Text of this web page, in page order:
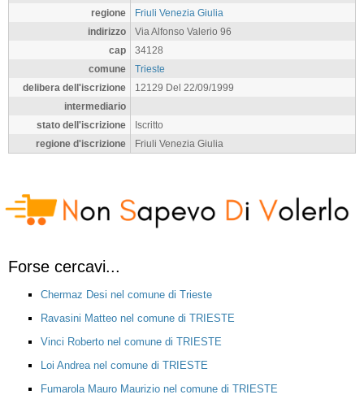
regione
Friuli Venezia Giulia
indirizzo
Via Alfonso Valerio 96
cap
34128
comune
Trieste
delibera dell'iscrizione
12129 Del 22/09/1999
intermediario
stato dell'iscrizione
Iscritto
regione d'iscrizione
Friuli Venezia Giulia
Forse cercavi...
Chermaz Desi nel comune di Trieste
Ravasini Matteo nel comune di TRIESTE
Vinci Roberto nel comune di TRIESTE
Loi Andrea nel comune di TRIESTE
Fumarola Mauro Maurizio nel comune di TRIESTE